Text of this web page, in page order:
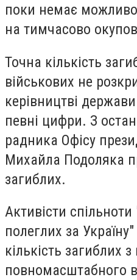
поки немає
на тимчасово
Точна кількість
військових не
керівництві
певні цифри. З
радника Офісу
Михайла Подоляка
загиблих.
Активісти
полеглих за
кількість загиблих
повномасштабного